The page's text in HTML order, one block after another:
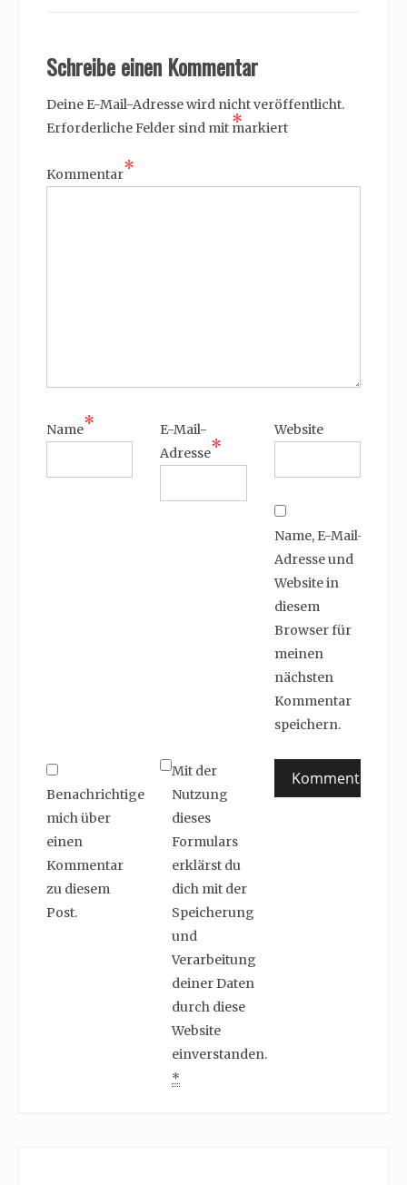
Schreibe einen Kommentar
Deine E-Mail-Adresse wird nicht veröffentlicht.
Erforderliche Felder sind mit *
markiert
Kommentar*
Name*
E-Mail-
Adresse*
Website
Name, E-Mail-
Adresse und
Website in
diesem
Browser für
meinen
nächsten
Kommentar
speichern.
Benachrichtige
mich über
einen
Kommentar
zu diesem
Post.
Mit der
Nutzung
dieses
Formulars
erklärst du
dich mit der
Speicherung
und
Verarbeitung
deiner Daten
durch diese
Website
einverstanden.
*